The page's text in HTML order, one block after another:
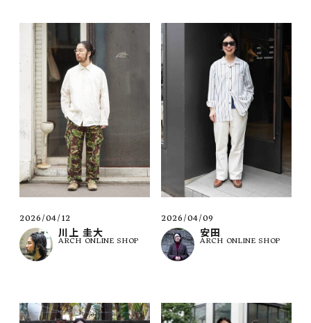
2026/04/12
川上 圭大
ARCH ONLINE SHOP
2026/04/09
安田
ARCH ONLINE SHOP